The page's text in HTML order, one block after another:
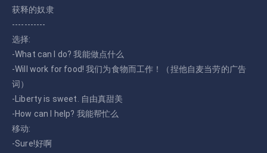
获释的奴隶
-----------
选择:
-What can I do? 我能做点什么
-Will work for food! 我们为食物而工作！（捏他自麦当劳的广告
词）
-Liberty is sweet. 自由真甜美
-How can I help? 我能帮忙么
移动:
-Sure!好啊